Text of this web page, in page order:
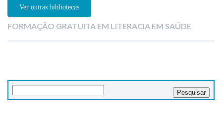
Ver outras bibliotecas
FORMAÇÃO GRATUITA EM LITERACIA EM SAÚDE
Pesquisar
por: